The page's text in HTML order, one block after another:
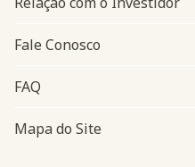
Fale Conosco
FAQ
Mapa do Site